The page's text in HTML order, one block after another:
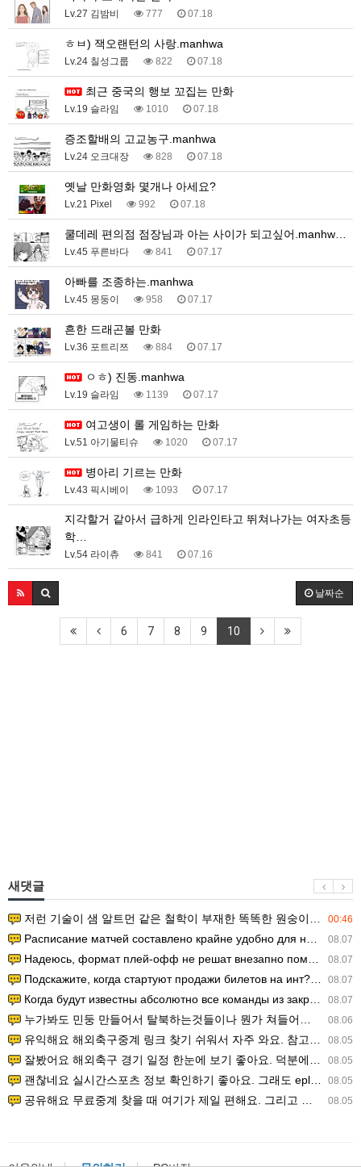
Lv.27 김밤비 777 07.18
ㅎㅂ) 잭오랜턴의 사랑.manhwa
Lv.24 칠성그룹 822 07.18
최근 중국의 행보 꼬집는 만화
Lv.19 슬라임 1010 07.18
증조할배의 고교농구.manhwa
Lv.24 오크대장 828 07.18
옛날 만화영화 몇개나 아세요?
Lv.21 Pixel 992 07.18
쿨데레 편의점 점장님과 아는 사이가 되고싶어.manhw…
Lv.45 푸른바다 841 07.17
아빠를 조종하는.manhwa
Lv.45 몽둥이 958 07.17
흔한 드래곤볼 만화
Lv.36 포트리쯔 884 07.17
ㅇㅎ) 진동.manhwa
Lv.19 슬라임 1139 07.17
여고생이 롤 게임하는 만화
Lv.51 아기물티슈 1020 07.17
병아리 기르는 만화
Lv.43 픽시베이 1093 07.17
지각할거 같아서 급하게 인라인타고 뛰쳐나가는 여자초등
학…
Lv.54 라이츄 841 07.16
날짜순
6 7 8 9 10
새댓글
00:46
저런 기술이 샘 알트먼 같은 철학이 부재한 똑똑한 원숭이에게 있다는게 문제.
08.07
Расписание матчей составлено крайне удобно для нашего часово…
08.07
Надеюсь, формат плей-офф не решат внезапно поменять. https:/…
08.07
Подскажите, когда стартуют продажи билетов на инт? https://g…
08.07
Когда будут известны абсолютно все команды из закрытых квали…
08.06
누가봐도 민둥 만들어서 탈북하는것들이나 뭔가 쳐들어오는 낌새를 미리 알아차리기 위함이지 저걸 전쟁준비라고 하…
08.05
유익해요 해외축구중계 링크 찾기 쉬워서 자주 와요. 참고로 무료스포츠중계 정보 확인할 때 출처 꼭 체크해요.…
08.05
잘봤어요 해외축구 경기 일정 한눈에 보기 좋아요. 덕분에 epl중계 볼 때 공식 중계 채널 먼저 찾아봐요. …
08.05
괜찮네요 실시간스포츠 정보 확인하기 좋아요. 그래도 epl중계 볼 때 공식 중계 채널 먼저 찾아봐요. 북마크…
08.05
공유해요 무료중계 찾을 때 여기가 제일 편해요. 그리고 무료스포츠중계 정보 확인할 때 출처 꼭 체크해요. 앞…